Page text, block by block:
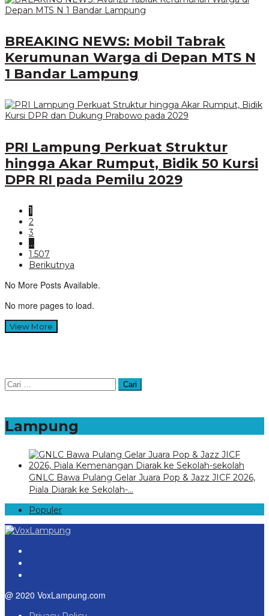
BREAKING NEWS: Mobil Tabrak
Kerumunan Warga di Depan MTS N
1 Bandar Lampung
PRI Lampung Perkuat Struktur
hingga Akar Rumput, Bidik 50 Kursi
DPR RI pada Pemilu 2029
1
2
3
…
1.507
Berikutnya
No More Posts Available.
No more pages to load.
View More
Cari
untuk:
Lampung
GNLC Bawa Pulang Gelar Juara Pop & Jazz JICF 2026,
Piala Diarak ke Sekolah-…
Populer
@ 2020 VoxLampung.com